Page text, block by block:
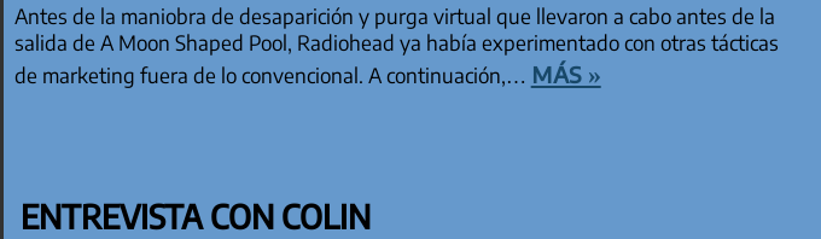
Antes de la maniobra de desaparición y purga virtual que llevaron a cabo antes de la
salida de A Moon Shaped Pool, Radiohead ya había experimentado con otras tácticas
de marketing fuera de lo convencional. A continuación,… más »
ENTREVISTA CON COLIN